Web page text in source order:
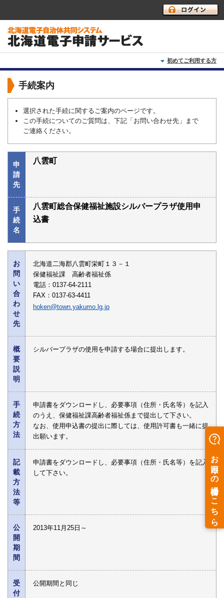
初めてご利用する方
初めて利用する方へ
利用上の注意
よくあるご質問
手続案内
選択された手続に関するご案内のページです。
この手続についてのご質問は、下記「お問い合わせ先」まで
ご連絡ください。
申
請
先
八雲町
手
続
名
八雲町総合保健福祉施設シルバープラザ使用申
込書
お
問
い
合
わ
せ
先
北海道二海郡八雲町栄町１３－１
保健福祉課 高齢者福祉係
電話：0137-64-2111
FAX：0137-63-4411
hoken@town.yakumo.lg.jp
概
要
説
明
シルバープラザの使用を申請する場合に提出します。
手
続
方
法
申請書をダウンロードし、必要事項（住所・氏名等）を記入
のうえ、保健福祉課高齢者福祉係まで提出して下さい。
なお、使用申込書の提出に際しては、使用許可書も一緒に提
出願います。
記
載
方
法
等
申請書をダウンロードし、必要事項（住所・氏名等）を記入
して下さい。
公
開
期
間
2013年11月25日～
受
付
公開期間と同じ